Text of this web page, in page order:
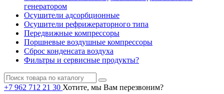
генератором
Осушители адсорбционные
Осушители рефрижераторного типа
Передвижные компрессоры
Поршневые воздушные компрессоры
Сброс конденсата воздуха
Фильтры и сервисные продукты?
+7 962 712 21 30 Хотите, мы Вам перезвоним?